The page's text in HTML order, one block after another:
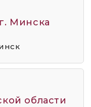
Минска
области